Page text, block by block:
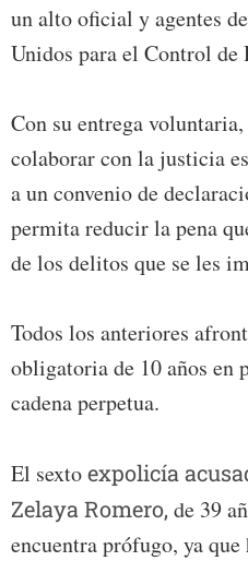
un alto oficial y agentes
Unidos para el Control de
Con su entrega
colaborar con la justicia
a un convenio de
permita reducir la pena
de los delitos que se les
Todos los anteriores
obligatoria de 10 años en
cadena perpetua.
El sextoexpolicía
Zelaya Romero, de 39
encuentra prófugo, ya